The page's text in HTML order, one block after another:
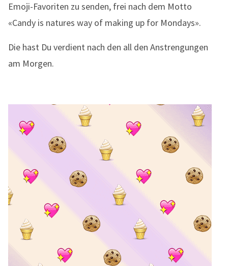
Emoji-Favoriten zu senden, frei nach dem Motto
«Candy is natures way of making up for Mondays».
Die hast Du verdient nach den all den Anstrengungen
am Morgen.